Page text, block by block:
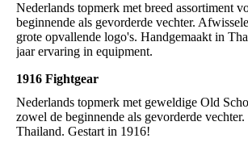
Nederlands topmerk met breed assortiment
beginnende als gevorderde vechter.
grote opvallende logo's. Handgemaakt in
jaar ervaring in equipment.
1916 Fightgear
Nederlands topmerk met geweldige Old
zowel de beginnende als gevorderde
Thailand. Gestart in 1916!